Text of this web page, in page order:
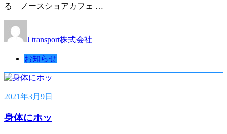
る ノースショアカフェ …
J transport株式会社
お知らせ
2021年3月9日
身体にホッ